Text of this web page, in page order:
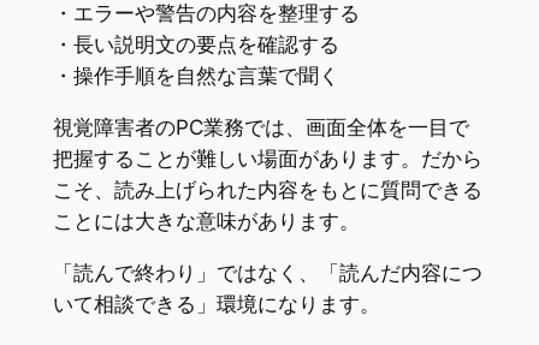
・エラーや警告の内容を整理する
・長い説明文の要点を確認する
・操作手順を自然な言葉で聞く
視覚障害者のPC業務では、画面全体を一目で
把握することが難しい場面があります。だから
こそ、読み上げられた内容をもとに質問できる
ことには大きな意味があります。
「読んで終わり」ではなく、「読んだ内容につ
いて相談できる」環境になります。